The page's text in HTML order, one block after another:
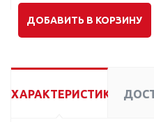
ДОБАВИТЬ В КОРЗИНУ
ХАРАКТЕРИСТИКИ